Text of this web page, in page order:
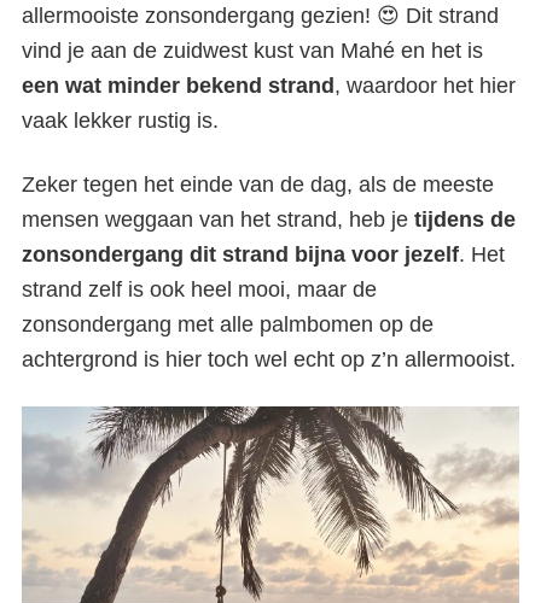
allermooiste zonsondergang gezien! 😍 Dit strand
vind je aan de zuidwest kust van Mahé en het is
een wat minder bekend strand, waardoor het hier
vaak lekker rustig is.
Zeker tegen het einde van de dag, als de meeste
mensen weggaan van het strand, heb je tijdens de
zonsondergang dit strand bijna voor jezelf. Het
strand zelf is ook heel mooi, maar de
zonsondergang met alle palmbomen op de
achtergrond is hier toch wel echt op z’n allermooist.